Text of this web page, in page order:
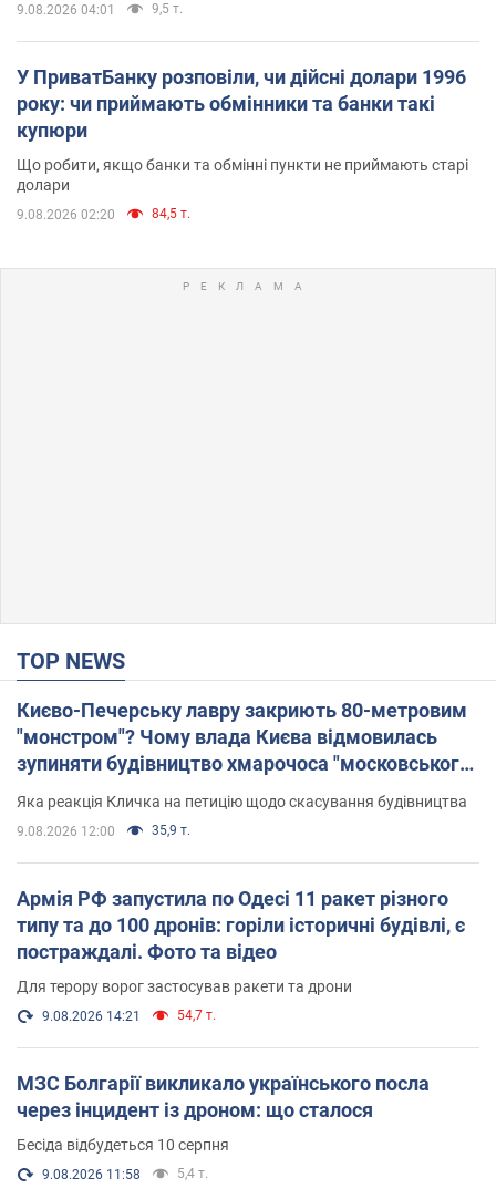
9.08.2026 04:01 9,5 т.
У ПриватБанку розповіли, чи дійсні долари 1996
року: чи приймають обмінники та банки такі
купюри
Що робити, якщо банки та обмінні пункти не приймають старі
долари
9.08.2026 02:20 84,5 т.
TOP NEWS
Києво-Печерську лавру закриють 80-метровим
"монстром"? Чому влада Києва відмовилась
зупиняти будівництво хмарочоса "московського
вірянина"
Яка реакція Кличка на петицію щодо скасування будівництва
9.08.2026 12:00 35,9 т.
Армія РФ запустила по Одесі 11 ракет різного
типу та до 100 дронів: горіли історичні будівлі, є
постраждалі. Фото та відео
Для терору ворог застосував ракети та дрони
9.08.2026 14:21 54,7 т.
МЗС Болгарії викликало українського посла
через інцидент із дроном: що сталося
Бесіда відбудеться 10 серпня
9.08.2026 11:58 5,4 т.